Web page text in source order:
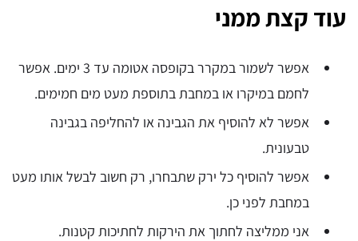
עוד קצת ממני
אפשר לשמור במקרר בקופסה אטומה עד 3 ימים. אפשר
לחמם במיקרו או במחבת בתוספת מעט מים חמימים.
אפשר לא להוסיף את הגבינה או להחליפה בגבינה
טבעונית.
אפשר להוסיף כל ירק שתבחרו, רק חשוב לבשל אותו מעט
במחבת לפני כן.
אני ממליצה לחתוך את הירקות לחתיכות קטנות.